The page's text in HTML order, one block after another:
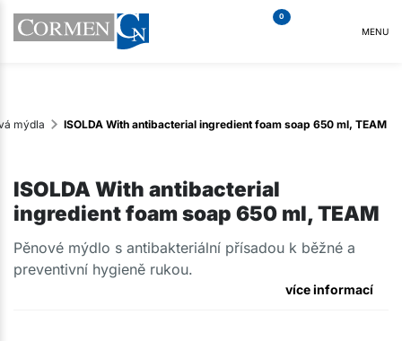
0
MENU
mýdla ISOLDA With antibacterial ingredient foam soap 650 ml, TEAM
ISOLDA With antibacterial
ingredient foam soap 650 ml, TEAM
​Pěnové mýdlo s antibakteriální přísadou k běžné a
preventivní hygieně rukou.
více informací